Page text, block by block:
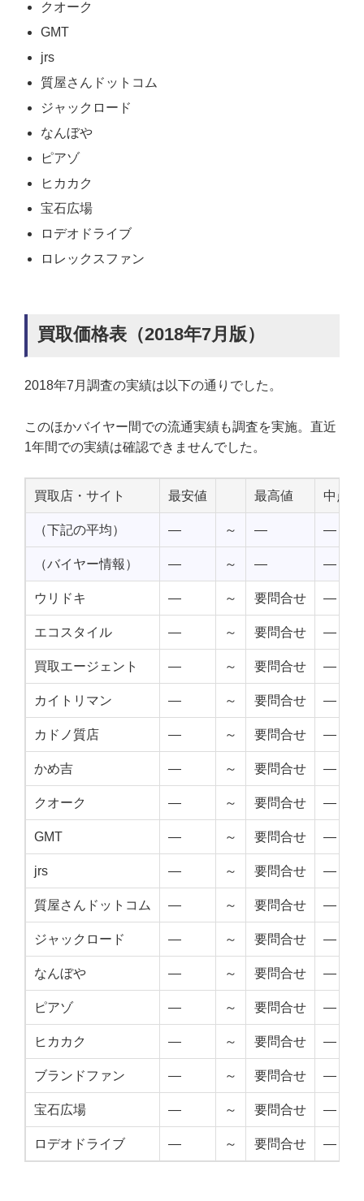
クオーク
GMT
jrs
質屋さんドットコム
ジャックロード
なんぼや
ピアゾ
ヒカカク
宝石広場
ロデオドライブ
ロレックスファン
買取価格表（2018年7月版）
2018年7月調査の実績は以下の通りでした。
このほかバイヤー間での流通実績も調査を実施。直近
1年間での実績は確認できませんでした。
買取店・サイト 最安値 最高値 中点値
（下記の平均） — ～ — —
（バイヤー情報） — ～ — —
ウリドキ — ～ 要問合せ —
エコスタイル — ～ 要問合せ —
買取エージェント — ～ 要問合せ —
カイトリマン — ～ 要問合せ —
カドノ質店 — ～ 要問合せ —
かめ吉 — ～ 要問合せ —
クオーク — ～ 要問合せ —
GMT — ～ 要問合せ —
jrs — ～ 要問合せ —
質屋さんドットコム — ～ 要問合せ —
ジャックロード — ～ 要問合せ —
なんぼや — ～ 要問合せ —
ピアゾ — ～ 要問合せ —
ヒカカク — ～ 要問合せ —
ブランドファン — ～ 要問合せ —
宝石広場 — ～ 要問合せ —
ロデオドライブ — ～ 要問合せ —